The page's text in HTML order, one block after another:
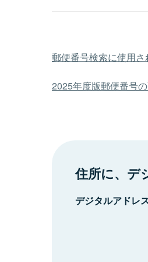
郵便番号検索に使用
2025年度版郵便番号
住所に、デ
デジタルアドレ